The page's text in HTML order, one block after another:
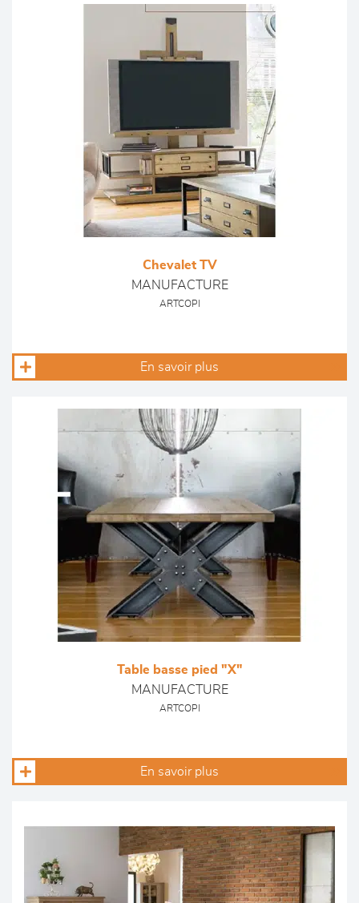
Chevalet TV
MANUFACTURE
ARTCOPI
En savoir plus
Table basse pied "X"
MANUFACTURE
ARTCOPI
En savoir plus